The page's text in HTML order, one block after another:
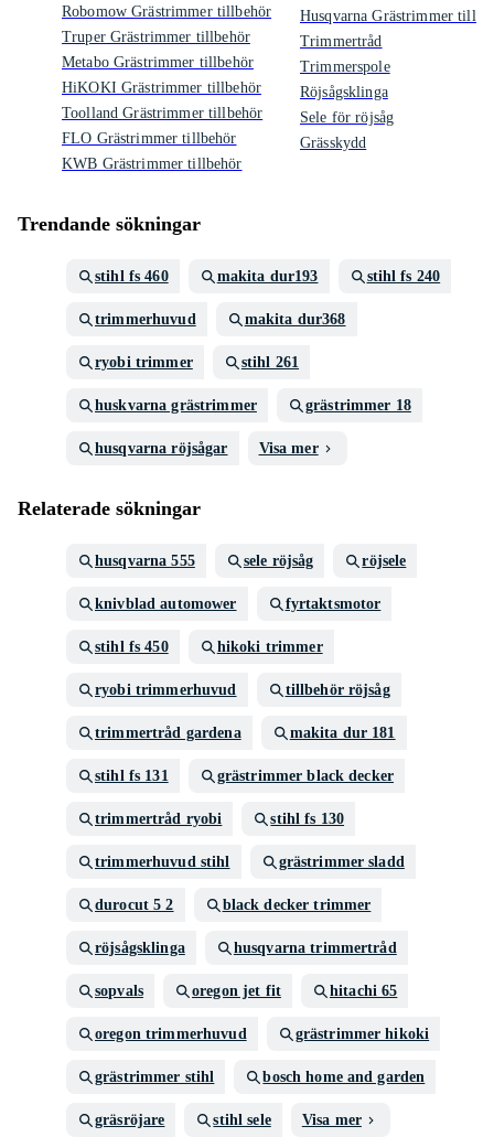
Robomow Grästrimmer tillbehör
Truper Grästrimmer tillbehör
Metabo Grästrimmer tillbehör
HiKOKI Grästrimmer tillbehör
Toolland Grästrimmer tillbehör
FLO Grästrimmer tillbehör
KWB Grästrimmer tillbehör
Husqvarna Grästrimmer
Trimmertråd
Trimmerspole
Röjsågsklinga
Sele för röjsåg
Grässkydd
Trendande sökningar
stihl fs 460 makita dur193 stihl fs 240
trimmerhuvud makita dur368
ryobi trimmer stihl 261
huskvarna grästrimmer grästrimmer 18
husqvarna röjsågar Visa mer
Relaterade sökningar
husqvarna 555 sele röjsåg röjsele
knivblad automower fyrtaktsmotor
stihl fs 450 hikoki trimmer
ryobi trimmerhuvud tillbehör röjsåg
trimmertråd gardena makita dur 181
stihl fs 131 grästrimmer black decker
trimmertråd ryobi stihl fs 130
trimmerhuvud stihl grästrimmer sladd
durocut 5 2 black decker trimmer
röjsågsklinga husqvarna trimmertråd
sopvals oregon jet fit hitachi 65
oregon trimmerhuvud grästrimmer hikoki
grästrimmer stihl bosch home and garden
gräsröjare stihl sele Visa mer